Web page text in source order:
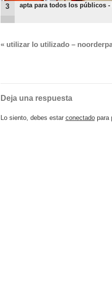
3 apta para todos los públicos
«utilizar lo utilizado –
Deja una respuesta
Lo siento, debes estar conectadopara